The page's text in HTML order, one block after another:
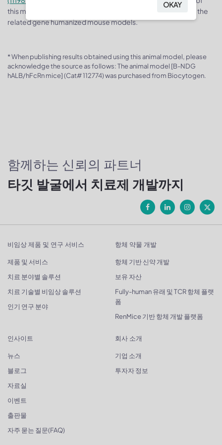
this mouse model, you can refer to the validation data from the
related gene humanized mouse models.
* When publishing results obtained using this animal model, please
acknowledge the source as follows: The animal model [B-NDG
hALB/hFcRn mice] (Cat# 112774) was purchased from Biocytogen.
함께하는 신뢰의 파트너
타깃 발굴에서 치료제 개발까지
비임상 제품 및 연구 서비스
제품 및 서비스
치료 분야별 솔루션
치료 기술별 비임상 솔루션
인기 연구 분야
항체 약물 개발
항체 기반 신약 개발
보유 자산
Fully-human 유래 및 TCR 항체 플랫
폼
RenMice 기반 항체 개발 플랫폼
인사이트
뉴스
블로그
자료실
이벤트
출판물
자주 묻는 질문(FAQ)
회사 소개
기업 소개
투자자 정보
OKAY